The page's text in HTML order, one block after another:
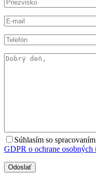
Súhlasím so spracovaním
GDPR o ochrane osobných